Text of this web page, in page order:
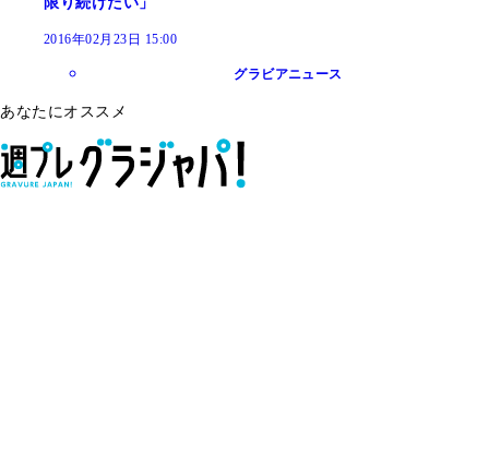
2016年02月23日 15:00
グラビアニュース
あなたにオススメ